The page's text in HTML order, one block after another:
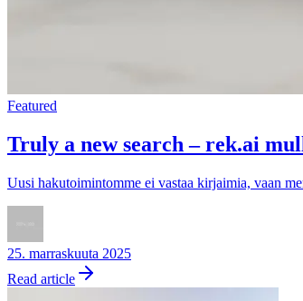
Featured
Truly a new search – rek.ai
Uusi hakutoimintomme ei vastaa kirjaimia, vaan
25. marraskuuta 2025
Read article